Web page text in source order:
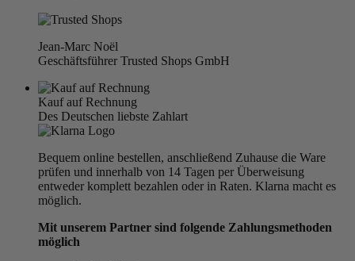
Jean-Marc Noël
Geschäftsführer Trusted Shops GmbH
Kauf auf Rechnung
Des Deutschen liebste Zahlart
Bequem online bestellen, anschließend Zuhause die Ware
prüfen und innerhalb von 14 Tagen per Überweisung
entweder komplett bezahlen oder in Raten. Klarna macht es
möglich.
Mit unserem Partner sind folgende Zahlungsmethoden
möglich